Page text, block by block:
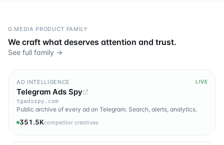
G.MEDIA PRODUCT FAMILY
We craft what deserves attention and trust.
See full family →
AD INTELLIGENCE LIVE
Telegram Ads Spy
tgadsspy.com
Public archive of every ad on Telegram. Search, alerts, analytics.
351.5Kcompetitor creatives